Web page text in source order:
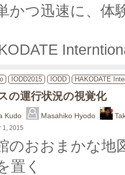
かつ迅速に、体
IODD2015 IODD HAKODATE
の運行状況の視覚化
Kudo Masahiko Hyodo
1, 2015
のおおまかな
置く